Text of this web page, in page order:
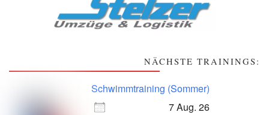
NÄCHSTE TRAININGS:
Schwimmtraining (Sommer)
7 Aug. 26